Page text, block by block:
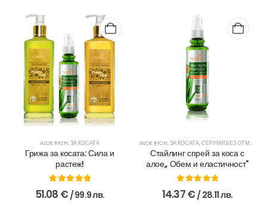
И БАЛСАМИ ЗА КОСА,ПРОТИВ КОСОПАД ПРОТИВ ПЪРХОТ
ALOE RICH,ЗА КОСАТА
Грижа за косата: Сила и
растеж!
5.00 out of 5
51.08 € / 99.9 лв.
ALOE RICH,ЗА КОСАТА,СЕРУМИ БЕЗ ОТМИВАНЕ
Стайлинг спрей за коса с
алое,, Обем и еластичност"
0out of 5
14.37€ / 28.11 лв.